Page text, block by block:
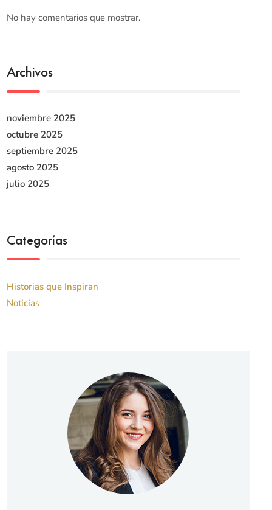
No hay comentarios que mostrar.
Archivos
noviembre 2025
octubre 2025
septiembre 2025
agosto 2025
julio 2025
Categorías
Historias que Inspiran
Noticias